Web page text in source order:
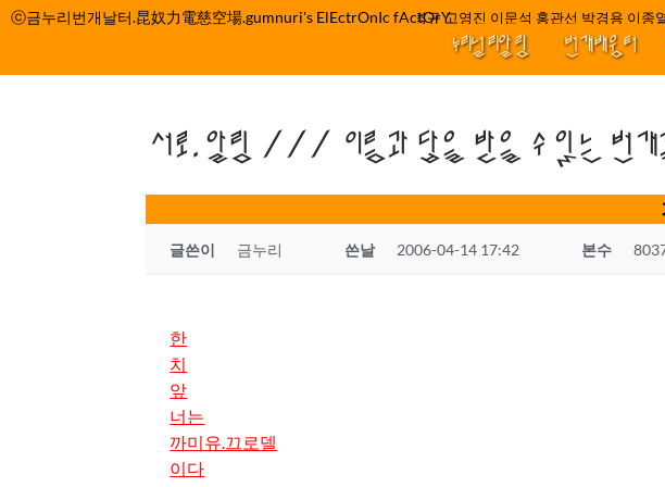
컨ⓒ금누리번개날터.昆奴力電慈空場.gumnuri's ElEctrOnIc fActOrY박정관 조명규 고영진 이문석 홍관선 박경용 이종
누리널리알림 번개배움터
서로.알림 /// 이름과 답을 받을 수 있는 번개글
글쓴이 금누리 쓴날 2006-04-14 17:42 본수
한
치
앞
너는
까미유.끄로델
이다